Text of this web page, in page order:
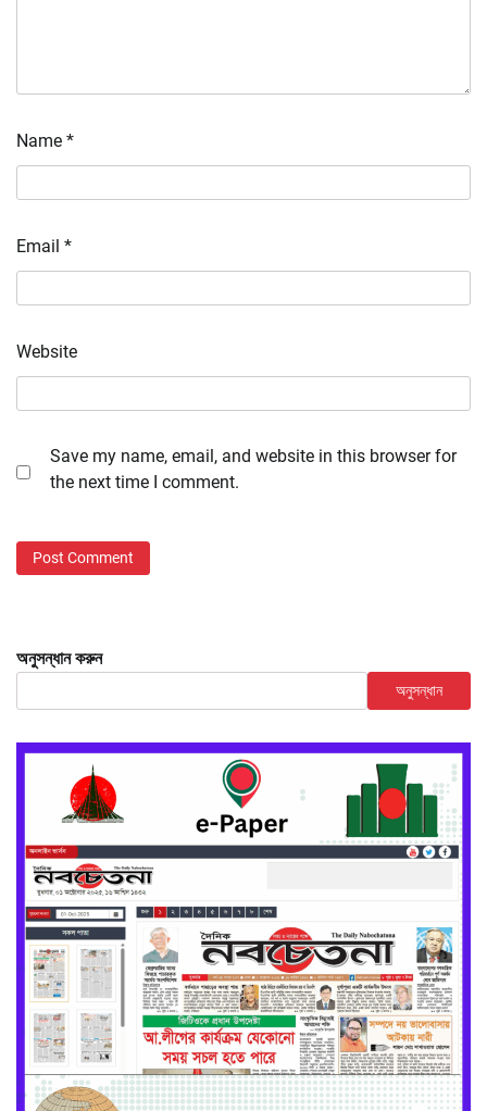
Name *
Email *
Website
Save my name, email, and website in this browser for
the next time I comment.
অনুসন্ধান করুন
অনুসন্ধান